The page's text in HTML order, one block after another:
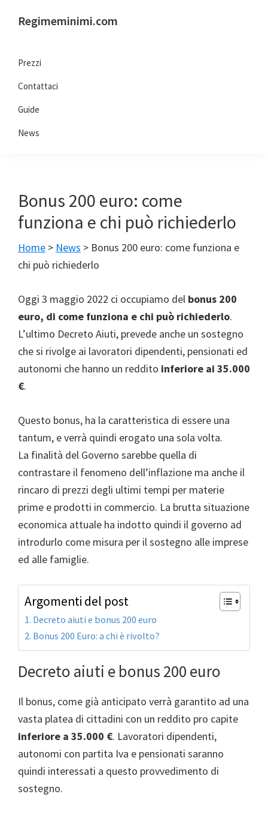
primaria
principale
Regimeminimi.com
consulente
di
fiducia
Prezzi
Contattaci
Guide
News
Bonus 200 euro: come
funziona e chi può richiederlo
Home > News > Bonus 200 euro: come funziona e
chi può richiederlo
Oggi 3 maggio 2022 ci occupiamo del bonus 200
euro, di come funziona e chi può richiederlo.
L’ultimo Decreto Aiuti, prevede anche un sostegno
che si rivolge ai lavoratori dipendenti, pensionati ed
autonomi che hanno un reddito inferiore ai 35.000
€.
Questo bonus, ha la caratteristica di essere una
tantum, e verrà quindi erogato una sola volta.
La finalità del Governo sarebbe quella di
contrastare il fenomeno dell’inflazione ma anche il
rincaro di prezzi degli ultimi tempi per materie
prime e prodotti in commercio. La brutta situazione
economica attuale ha indotto quindi il governo ad
introdurlo come misura per il sostegno alle imprese
ed alle famiglie.
Argomenti del post
Decreto aiuti e bonus 200 euro
Bonus 200 Euro: a chi è rivolto?
Decreto aiuti e bonus 200 euro
Il bonus, come già anticipato verrà garantito ad una
vasta platea di cittadini con un reddito pro capite
inferiore a 35.000 €. Lavoratori dipendenti,
autonomi con partita Iva e pensionati saranno
quindi interessati a questo provvedimento di
sostegno.